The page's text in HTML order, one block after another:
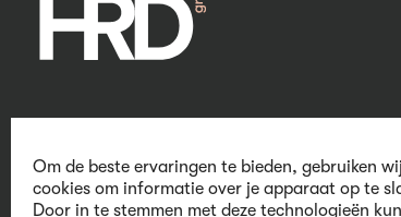
Om de beste ervaringen te bieden, gebruiken
cookies om informatie over je apparaat op te
Door in te stemmen met deze technologieën